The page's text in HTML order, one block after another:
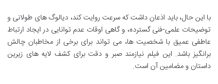
با این حال، باید اذعان داشت که سرعت روایت کند، دیالوگ های طولانی و
توضیحات علمی-فنی گسترده، و گاهی اوقات عدم توانایی در ایجاد ارتباط
عاطفی عمیق با شخصیت ها، می تواند برای برخی از مخاطبان چالش
برانگیز باشد. این فیلم نیازمند صبر و دقت برای کشف لایه های زیرین
داستان و مضامین آن است.